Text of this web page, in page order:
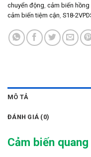
chuyển động cảm biến
cảm biến tiệm cận S18-
MÔ TẢ
ĐÁNH GIÁ (0)
Cảm biến quang